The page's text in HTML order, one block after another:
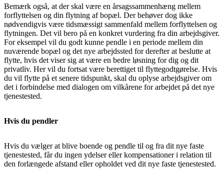
Bemærk også, at der skal være en årsagssammenhæng mellem
forflyttelsen og din flytning af bopæl. Der behøver dog ikke
nødvendigvis være tidsmæssigt sammenfald mellem forflyttelsen og
flytningen. Det vil bero på en konkret vurdering fra din arbejdsgiver.
For eksempel vil du godt kunne pendle i en periode mellem din
nuværende bopæl og det nye arbejdssted for derefter at beslutte at
flytte, hvis det viser sig at være en bedre løsning for dig og dit
privatliv. Her vil du fortsat være berettiget til flyttegodtgørelse. Hvis
du vil flytte på et senere tidspunkt, skal du oplyse arbejdsgiver om
det i forbindelse med dialogen om vilkårene for arbejdet på det nye
tjenestested.
Hvis du pendler
Hvis du vælger at blive boende og pendle til og fra dit nye faste
tjenestested, får du ingen ydelser eller kompensationer i relation til
den forlængede afstand eller opholdet ved dit nye faste tjenestested.